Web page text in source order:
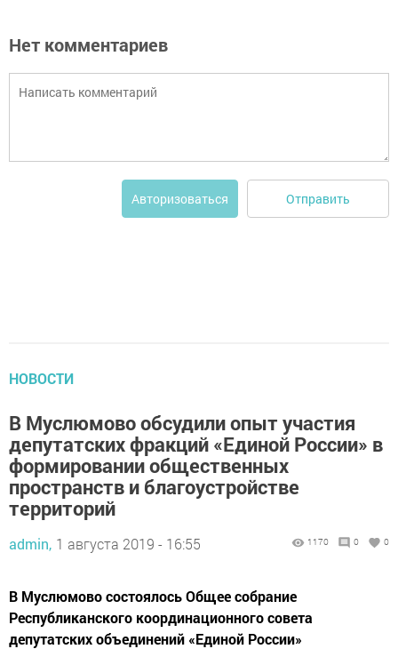
Нет комментариев
Авторизоваться Отправить
НОВОСТИ
В Муслюмово обсудили опыт участия
депутатских фракций «Единой России» в
формировании общественных
пространств и благоустройстве
территорий
admin, 1 августа 2019 - 16:55 1170 0 0
В Муслюмово состоялось Общее собрание
Республиканского координационного совета
депутатских объединений «Единой России»